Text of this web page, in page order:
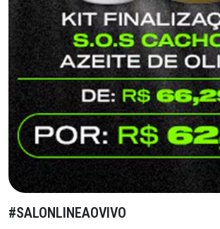
#SALONLINEAOVIVO